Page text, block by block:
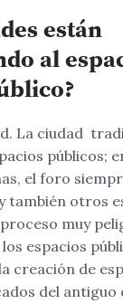
están
al
La ciudad
públicos;
el foro
también otros
muy
espacios
creación de
del antiguo